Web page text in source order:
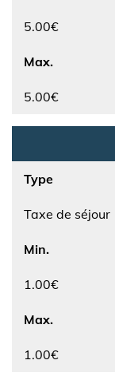
5.00€
Max.
5.00€
Type
Taxe de séjour
Min.
1.00€
Max.
1.00€